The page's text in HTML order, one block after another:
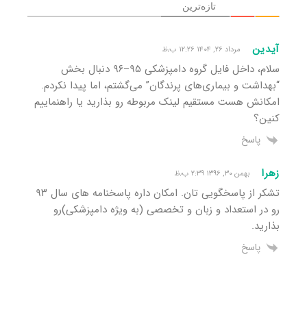
تازه‌ترین
آیدین مرداد ۲۶, ۱۴۰۴ ۱۲:۲۶ ب٫ظ
سلام، داخل فایل گروه دامپزشکی ۹۵–۹۶ دنبال بخش
“بهداشت و بیماری‌های پرندگان” می‌گشتم، اما پیدا نکردم.
امکانش هست مستقیم لینک مربوطه رو بذارید یا راهنماییم
کنین؟
پاسخ
زهرا بهمن ۳۰, ۱۳۹۶ ۲:۳۹ ب٫ظ
تشکر از پاسخگویی تان. امکان داره پاسخنامه های سال ۹۳
رو در استعداد و زبان و تخصصی (به ویژه دامپزشکی)رو
بذارید.
پاسخ